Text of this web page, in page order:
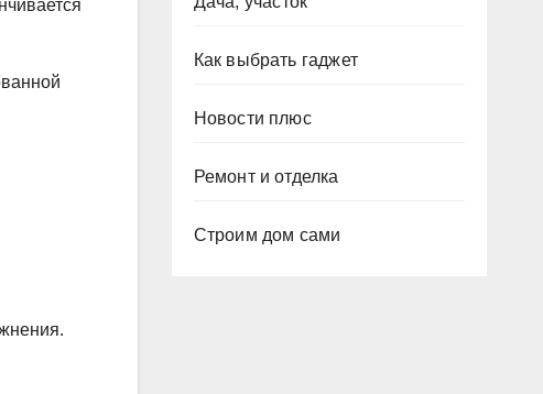
Как выбрать гаджет
Новости плюс
Ремонт и отделка
Строим дом сами